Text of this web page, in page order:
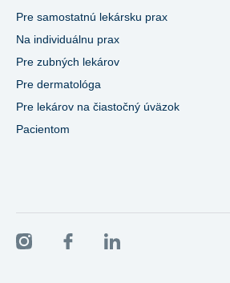
Pre samostatnú lekársku prax
Na individuálnu prax
Pre zubných lekárov
Pre dermatológa
Pre lekárov na čiastočný úväzok
Pacientom